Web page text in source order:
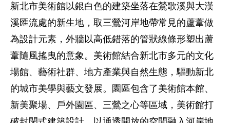
新北市美術館以銀白色的建築坐落在鶯歌溪與大漢
溪匯流處的新生地，取三鶯河岸地帶常見的蘆葦做
為設計元素，外牆以高低錯落的管狀線條形塑出蘆
葦隨風搖曳的意象。美術館結合新北市多元的文化
場館、藝術社群、地方產業與自然生態，驅動新北
的城市美學與藝文發展。園區包含了美術館本館、
新美聚場、戶外園區、三鶯之心等區域，美術館打